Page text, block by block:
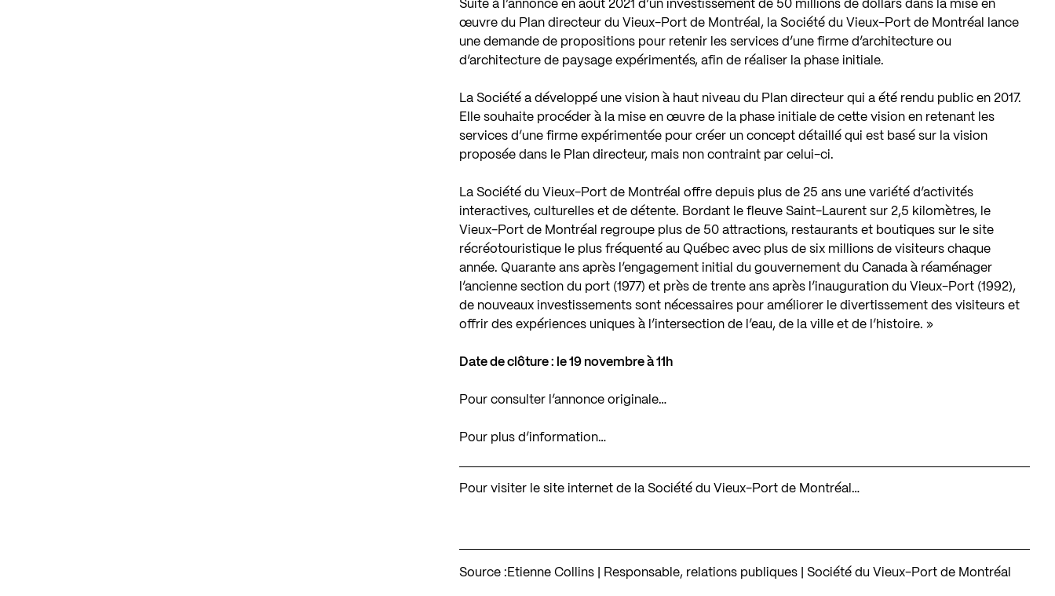
Suite à l’annonce en août 2021 d’un investissement de 50 millions de dollars dans la mise en
œuvre du Plan directeur du Vieux-Port de Montréal, la Société du Vieux-Port de Montréal lance
une demande de propositions pour retenir les services d’une firme d’architecture ou
d’architecture de paysage expérimentés, afin de réaliser la phase initiale.
La Société a développé une vision à haut niveau du Plan directeur qui a été rendu public en 2017.
Elle souhaite procéder à la mise en œuvre de la phase initiale de cette vision en retenant les
services d’une firme expérimentée pour créer un concept détaillé qui est basé sur la vision
proposée dans le Plan directeur, mais non contraint par celui-ci.
La Société du Vieux-Port de Montréal offre depuis plus de 25 ans une variété d’activités
interactives, culturelles et de détente. Bordant le fleuve Saint-Laurent sur 2,5 kilomètres, le
Vieux-Port de Montréal regroupe plus de 50 attractions, restaurants et boutiques sur le site
récréotouristique le plus fréquenté au Québec avec plus de six millions de visiteurs chaque
année. Quarante ans après l’engagement initial du gouvernement du Canada à réaménager
l’ancienne section du port (1977) et près de trente ans après l’inauguration du Vieux-Port (1992),
de nouveaux investissements sont nécessaires pour améliorer le divertissement des visiteurs et
offrir des expériences uniques à l’intersection de l’eau, de la ville et de l’histoire. »
Date de clôture : le 19 novembre à 11h
Pour consulter l’annonce originale…
Pour plus d’information…
Pour visiter le site internet de la Société du Vieux-Port de Montréal…
Source : Etienne Collins | Responsable, relations publiques | Société du Vieux-Port de Montréal